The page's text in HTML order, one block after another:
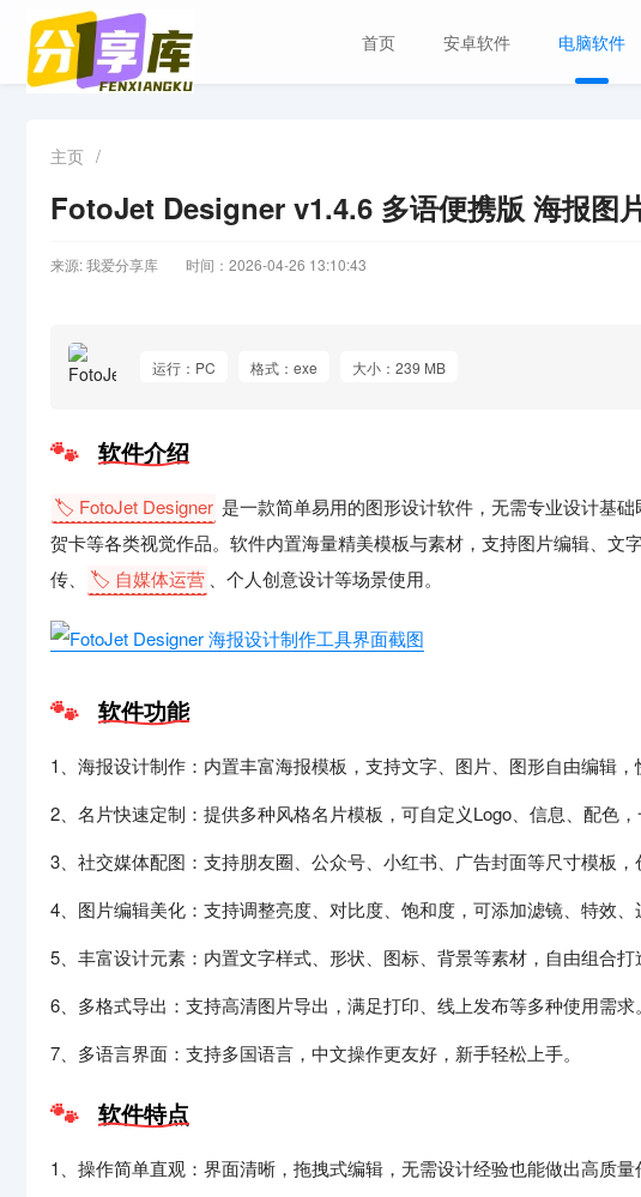
首页 安卓软件 电脑软件
主页 /
FotoJet Designer v1.4.6 多语便携版 海报图
来源: 我爱分享库 时间：2026-04-26 13:10:43
运行：PC 格式：exe 大小：239 MB
软件介绍
🏷️ FotoJet Designer 是一款简单易用的图形设计软件，无需专业设计基
贺卡等各类视觉作品。软件内置海量精美模板与素材，支持图片编辑、文
传、
🏷️ 自媒体运营 、个人创意设计等场景使用。
软件功能
1、海报设计制作：内置丰富海报模板，支持文字、图片、图形自由编辑，
2、名片快速定制：提供多种风格名片模板，可自定义Logo、信息、配色，
3、社交媒体配图：支持朋友圈、公众号、小红书、广告封面等尺寸模板，
4、图片编辑美化：支持调整亮度、对比度、饱和度，可添加滤镜、特效、
5、丰富设计元素：内置文字样式、形状、图标、背景等素材，自由组合打
6、多格式导出：支持高清图片导出，满足打印、线上发布等多种使用需求。
7、多语言界面：支持多国语言，中文操作更友好，新手轻松上手。
软件特点
1、操作简单直观：界面清晰，拖拽式编辑，无需设计经验也能做出高质量